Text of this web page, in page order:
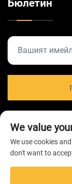
Бюлетин
Всички права
HAIROLUX
We value
We use cookies
don't want to